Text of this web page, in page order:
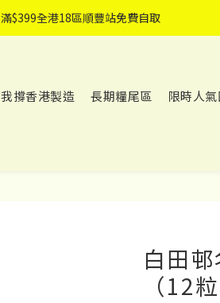
滿$399全港18區順豐站免費自取
滿$399全港18區順豐站免費自取
可指定送貨日子
我撐香港製造 長期糧尾區
限時人
白田
（12粒